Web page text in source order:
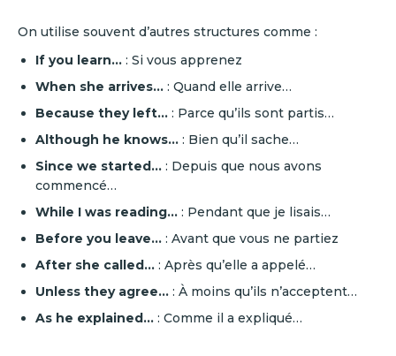
On utilise souvent d’autres structures comme :
If you learn... : Si vous apprenez
When she arrives... : Quand elle arrive…
Because they left... : Parce qu’ils sont partis…
Although he knows... : Bien qu’il sache…
Since we started... : Depuis que nous avons
commencé…
While I was reading... : Pendant que je lisais…
Before you leave... : Avant que vous ne partiez
After she called... : Après qu’elle a appelé…
Unless they agree... : À moins qu’ils n’acceptent…
As he explained... : Comme il a expliqué…